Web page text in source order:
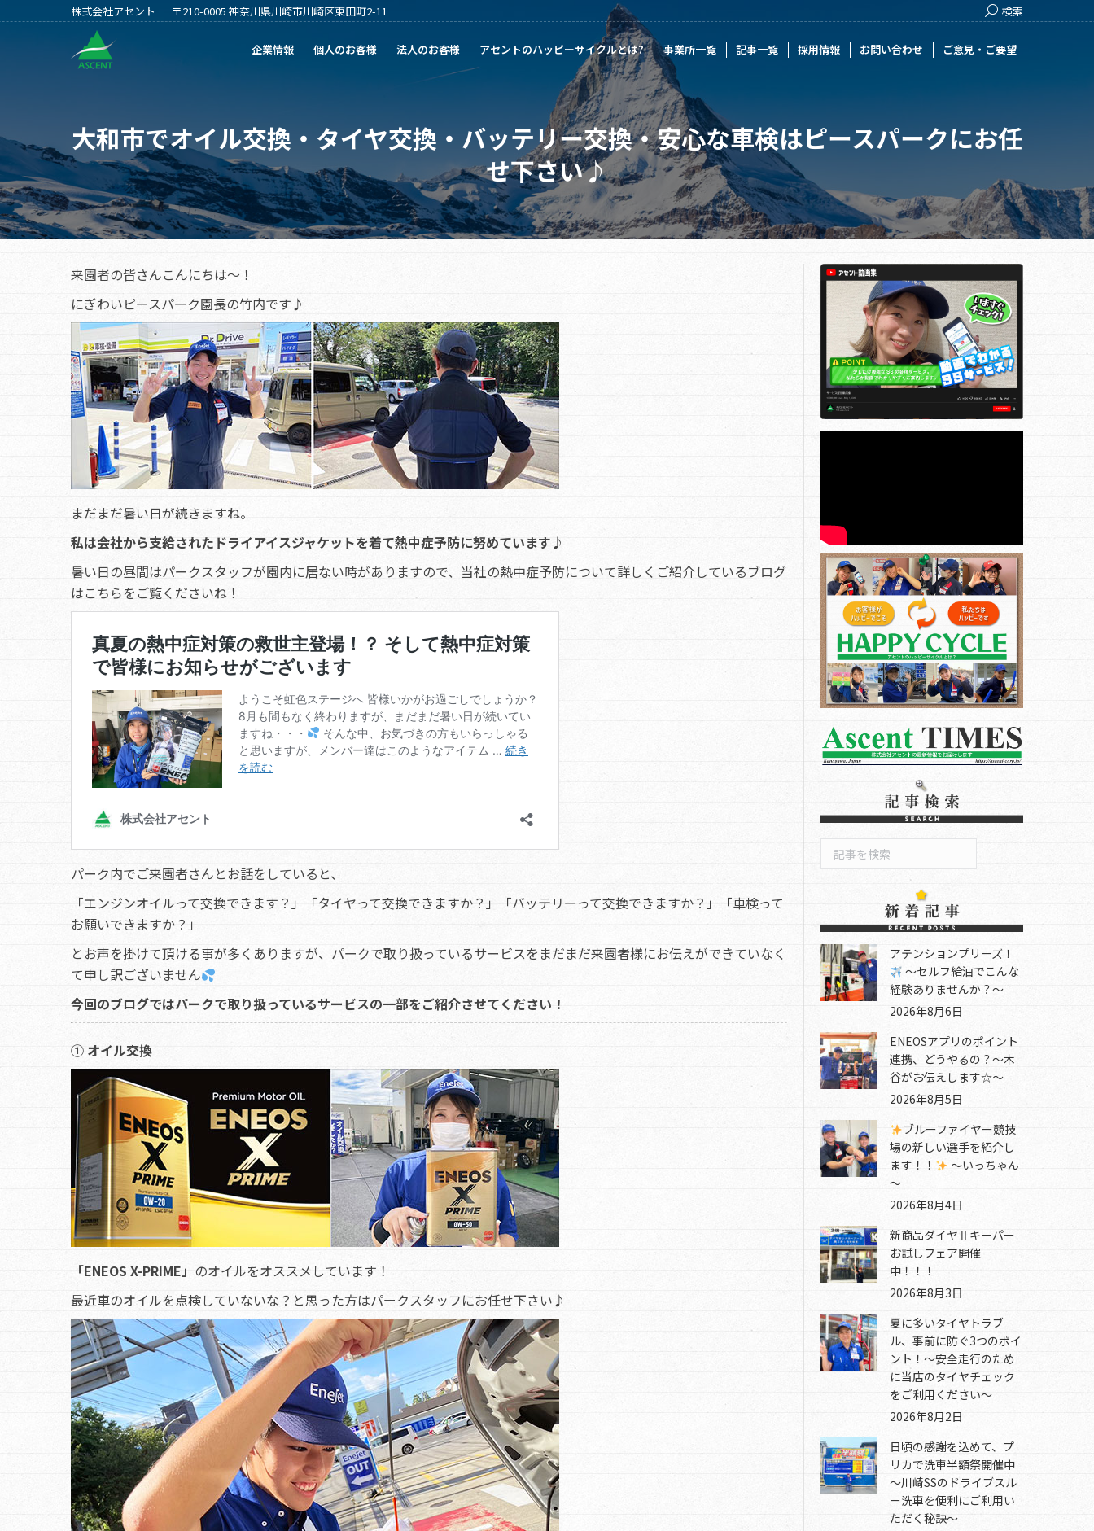
株式会社アセント 〒210-0005 神奈川県川崎市川崎区東田町2-11 Search:
検索
企業情報 個人のお客様 法人のお客様 アセントのハッピーサイクルとは? 事業所一覧 記事一覧 採用情報 お問い合わせ ご意見・ご要望
大和市でオイル交換・タイヤ交換・バッテリー交換・安心な車検はピースパークにお任
せ下さい♪
来園者の皆さんこんにちは～！
にぎわいピースパーク園長の竹内です♪
まだまだ暑い日が続きますね。
私は会社から支給されたドライアイスジャケットを着て熱中症予防に努めています♪
暑い日の昼間はパークスタッフが園内に居ない時がありますので、当社の熱中症予防について詳しくご紹介しているブログ
はこちらをご覧くださいね！
パーク内でご来園者さんとお話をしていると、
「エンジンオイルって交換できます？」「タイヤって交換できますか？」「バッテリーって交換できますか？」「車検って
お願いできますか？」
とお声を掛けて頂ける事が多くありますが、パークで取り扱っているサービスをまだまだ来園者様にお伝えができていなく
て申し訳ございません
今回のブログではパークで取り扱っているサービスの一部をご紹介させてください！
① オイル交換
「ENEOS X-PRIME」 のオイルをオススメしています！
最近車のオイルを点検していないな？と思った方はパークスタッフにお任せ下さい♪
索
アテンションプリーズ！
～セルフ給油でこんな
経験ありませんか？～
2026年8月6日
ENEOSアプリのポイント
連携、どうやるの？～木
谷がお伝えします☆～
2026年8月5日
ブルーファイヤー競技
場の新しい選手を紹介し
ます！！
～いっちゃん
～
2026年8月4日
新商品ダイヤⅡキーパー
お試しフェア開催
中！！！
2026年8月3日
夏に多いタイヤトラブ
ル、事前に防ぐ3つのポイ
ント！～安全走行のため
に当店のタイヤチェック
をご利用ください～
2026年8月2日
日頃の感謝を込めて、プ
リカで洗車半額祭開催中
～川崎SSのドライブスル
ー洗車を便利にご利用い
ただく秘訣～
企業情報 個人のお客様 法人のお客様 事業所一覧